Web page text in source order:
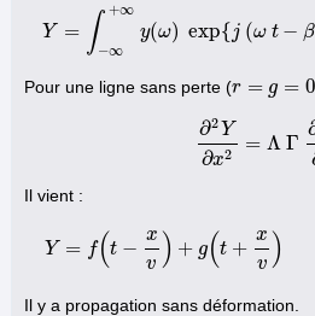
Y = ∫ +∞
−∞
y(ω) exp{j (ω t − β
∞+∞y ω) exp{ j (ω t −β x
Pour une ligne sans perte (r = g = 0
r= g= 0
∂2 Y
∂x2 = Λ Γ
∂2Y∂x 2= Λ Γ ∂ 2
Il vient :
Y = f(t −
x
v ) + g(t +
x
v )
Y = (t− xv )+ g(t +x v)
Il y a propagation sans déformation.